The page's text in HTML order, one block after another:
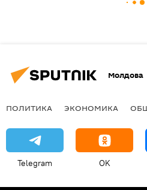
Молдова
ПОЛИТИКА ЭКОНОМИКА
Telegram OK